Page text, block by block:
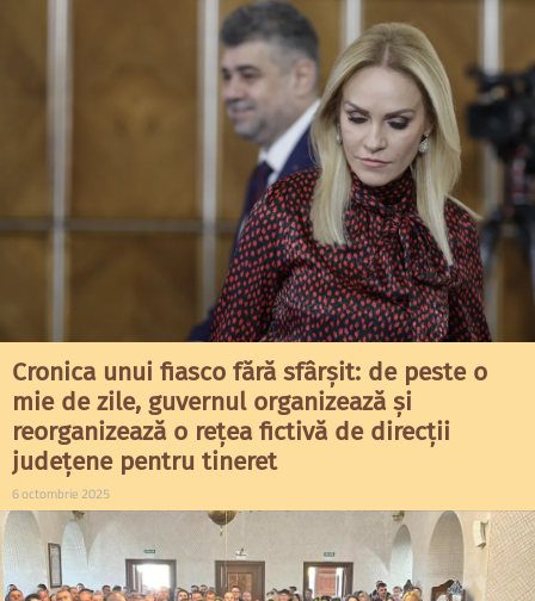
Cronica unui fiasco fără sfârșit: de peste o
mie de zile, guvernul organizează și
reorganizează o rețea fictivă de direcții
județene pentru tineret
6 octombrie 2025